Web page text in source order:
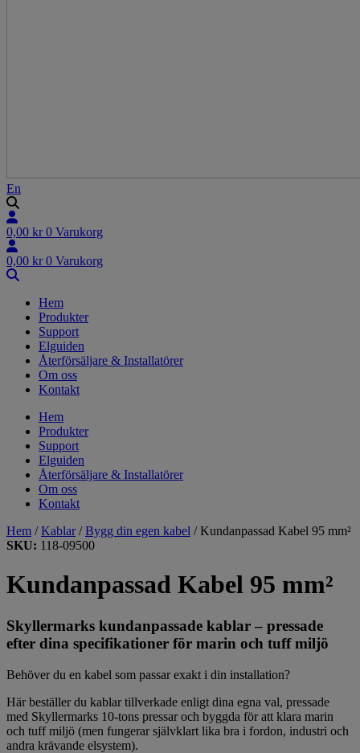
En
0,00 kr 0 Varukorg
0,00 kr 0 Varukorg
Hem
Produkter
Support
Elguiden
Återförsäljare & Installatörer
Om oss
Kontakt
Hem
Produkter
Support
Elguiden
Återförsäljare & Installatörer
Om oss
Kontakt
Hem /Kablar/Bygg din egen kabel / Kundanpassad Kabel 95 mm²
SKU: 118-09500
Kundanpassad Kabel 95 mm²
Skyllermarks kundanpassade kablar – pressade
efter dina specifikationer för marin och tuff miljö
Behöver du en kabel som passar exakt i din installation?
Här beställer du kablar tillverkade enligt dina egna val, pressade
med Skyllermarks 10-tons pressar och byggda för att klara marin
och tuff miljö (men fungerar självklart lika bra i fordon, industri och
andra krävande elsystem).